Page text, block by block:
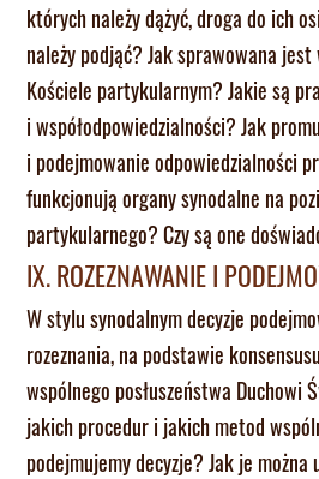
których należy dążyć, droga do ich
należy podjąć? Jak sprawowana jest
Kościele partykularnym? Jakie są
i współodpowiedzialności? Jak
i podejmowanie odpowiedzialności
funkcjonują organy synodalne na
partykularnego? Czy są one
IX. ROZEZNAWANIE I
W stylu synodalnym decyzje
rozeznania, na podstawie
wspólnego posłuszeństwa Duchowi
jakich procedur i jakich metod
podejmujemy decyzje? Jak je